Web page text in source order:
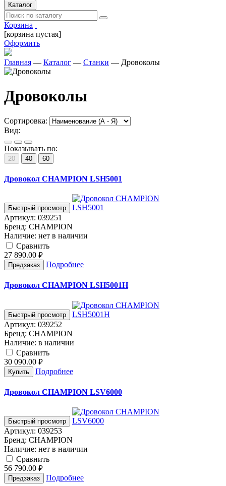
Каталог
Корзина
[корзина пустая]
Оформить
Главная — Каталог — Станки — Дровоколы
Дровоколы
Сортировка:
Вид:
Показывать по:
20 40 60
Дровокол CHAMPION LSH5001
Быстрый просмотр
Артикул: 039251
Бренд: CHAMPION
Наличие: нет в наличии
Cравнить
27 890.00 руб.
Предзаказ Подробнее
Дровокол CHAMPION LSH5001H
Быстрый просмотр
Артикул: 039252
Бренд: CHAMPION
Наличие: в наличии
Cравнить
30 090.00 руб.
Купить Подробнее
Дровокол CHAMPION LSV6000
Быстрый просмотр
Артикул: 039253
Бренд: CHAMPION
Наличие: нет в наличии
Cравнить
56 790.00 руб.
Предзаказ Подробнее